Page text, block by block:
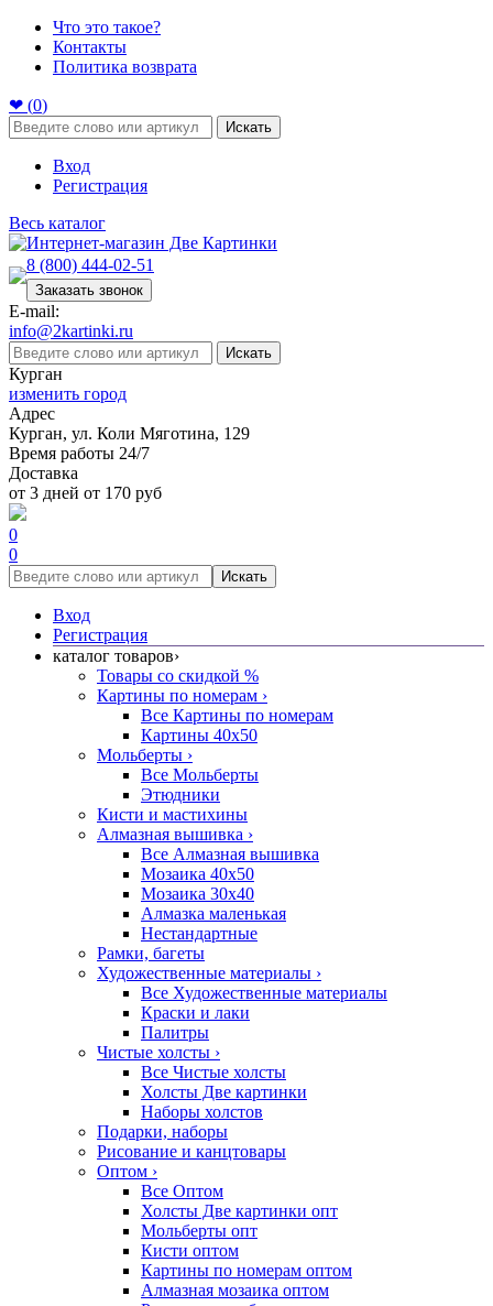
Что это такое?
Контакты
Политика возврата
❤ (0)
Искать
Вход
Регистрация
Весь каталог
8 (800) 444-02-51
Заказать звонок
E-mail:
info@2kartinki.ru
Искать
Курган
изменить город
Адрес
Курган, ул. Коли Мяготина, 129
Время работы 24/7
Доставка
от 3 дней от 170 руб
0
0
Искать
Вход
Регистрация
каталог товаров›
Товары со скидкой %
Картины по номерам ›
Все Картины по номерам
Картины 40x50
Мольберты ›
Все Мольберты
Этюдники
Кисти и мастихины
Алмазная вышивка ›
Все Алмазная вышивка
Мозаика 40x50
Мозаика 30x40
Алмазка маленькая
Нестандартные
Рамки, багеты
Художественные материалы ›
Все Художественные материалы
Краски и лаки
Палитры
Чистые холсты ›
Все Чистые холсты
Холсты Две картинки
Наборы холстов
Подарки, наборы
Рисование и канцтовары
Оптом ›
Все Оптом
Холсты Две картинки опт
Мольберты опт
Кисти оптом
Картины по номерам оптом
Алмазная мозаика оптом